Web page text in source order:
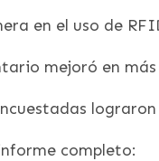
en el uso de
mejoró en
completo: